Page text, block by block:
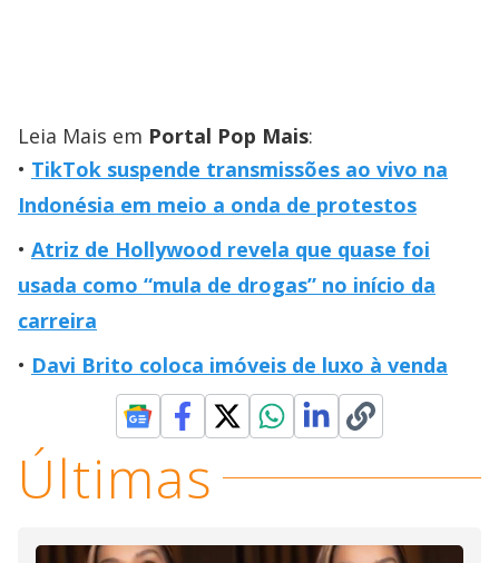
Leia Mais em Portal Pop Mais:
TikTok suspende transmissões ao vivo na
Indonésia em meio a onda de protestos
Atriz de Hollywood revela que quase foi
usada como “mula de drogas” no início da
carreira
Davi Brito coloca imóveis de luxo à venda
Últimas